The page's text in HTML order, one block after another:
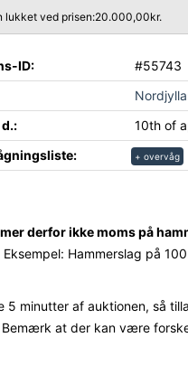
lukket ved prisen:20.000,00kr.
ID:
#55743
10th of
+ overvåg
derfor ikke moms på
Eksempel: Hammerslag på
5 minutter af auktionen, så
at der kan være